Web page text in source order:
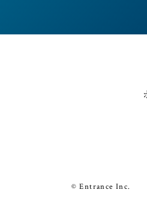
© Entrance Inc.